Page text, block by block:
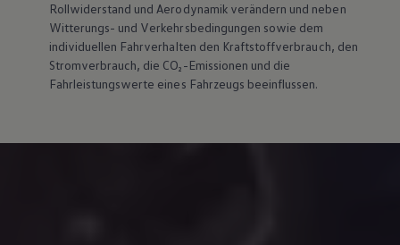
Rollwiderstand und Aerodynamik verändern und neben
Witterungs- und Verkehrsbedingungen sowie dem
individuellen Fahrverhalten den Kraftstoffverbrauch, den
Stromverbrauch, die CO₂-Emissionen und die
Fahrleistungswerte eines Fahrzeugs beeinflussen.